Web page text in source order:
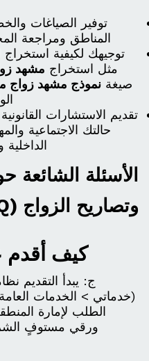
توفير الصياغات
المناطق ومراجعة
توجيهك لكيفية استخراج
مثل استخراج مشهد
صيغة نموذج مشهد زواج
تقديم الاستشارات
حالتك الاجتماعية
الداخلية
الأسئلة الشائعة
وتصاريح الزواج (FAQ)
كيف أقدم
ج: يبدأ التقديم
(خدماتي > الخدمات
الطلب لإمارة
ورقي مستوفٍ